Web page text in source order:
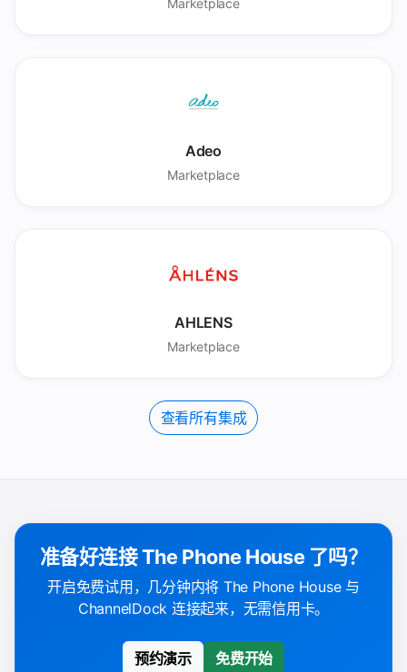
Adeo
Marketplace
AHLENS
Marketplace
查看所有集成
准备好连接 The Phone House 了吗？
开启免费试用，几分钟内将 The Phone House 与
ChannelDock 连接起来，无需信用卡。
预约演示 免费开始